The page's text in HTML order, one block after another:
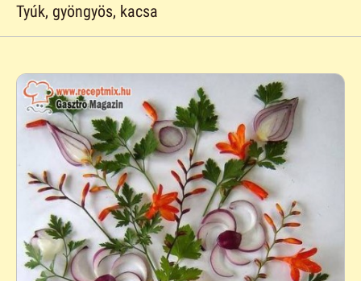
Tyúk, gyöngyös, kacsa